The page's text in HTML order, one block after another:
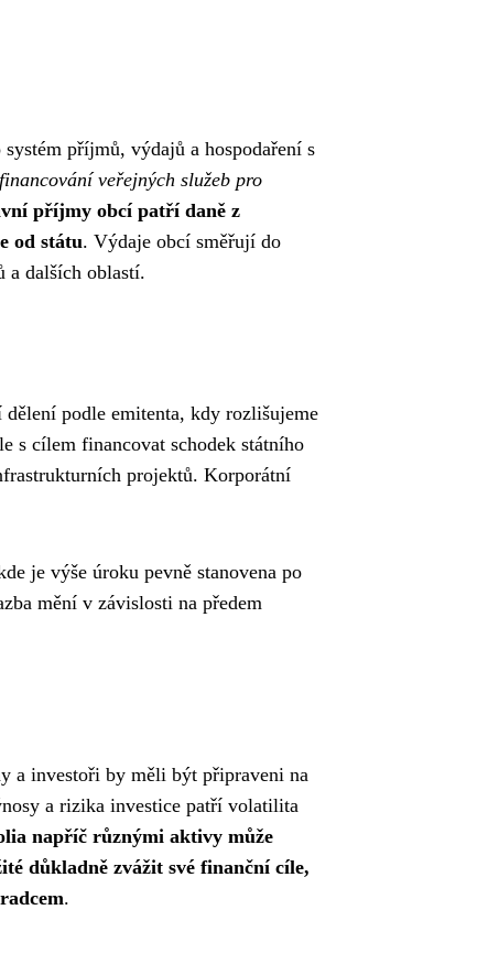
příjmů, výdajů a hospodaření s
financování veřejných služeb pro
příjmy obcí patří daně z
od státu. Výdaje obcí směřují do
a dalších oblastí.
podle emitenta, kdy rozlišujeme
s cílem financovat schodek státního
projektů. Korporátní
je výše úroku pevně stanovena po
mění v závislosti na předem
a investoři by měli být připraveni na
a rizika investice patří volatilita
napříč různými aktivy může
důkladně zvážit své finanční cíle,
.